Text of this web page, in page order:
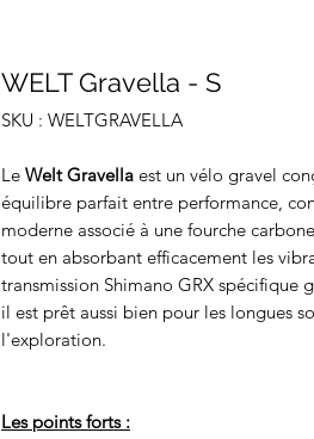
WELT Gravella - S
SKU : WELTGRAVELLA
Le Welt Gravella est un vélo gravel
équilibre parfait entre performance,
moderne associé à une fourche
tout en absorbant efficacement les
transmission Shimano GRX spécifique
il est prêt aussi bien pour les longues
l'exploration.
Les points forts :